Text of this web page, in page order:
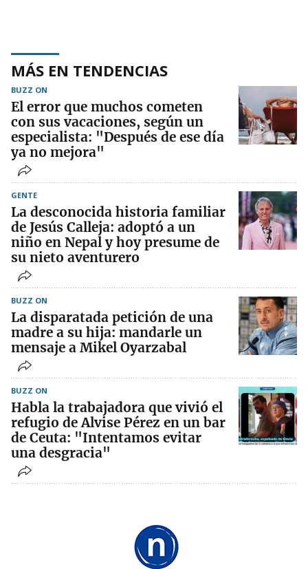
MÁS EN TENDENCIAS
BUZZ ON
El error que muchos cometen
con sus vacaciones, según un
especialista: "Después de ese día
ya no mejora"
GENTE
La desconocida historia familiar
de Jesús Calleja: adoptó a un
niño en Nepal y hoy presume de
su nieto aventurero
BUZZ ON
La disparatada petición de una
madre a su hija: mandarle un
mensaje a Mikel Oyarzabal
BUZZ ON
Habla la trabajadora que vivió el
refugio de Alvise Pérez en un bar
de Ceuta: "Intentamos evitar
una desgracia"